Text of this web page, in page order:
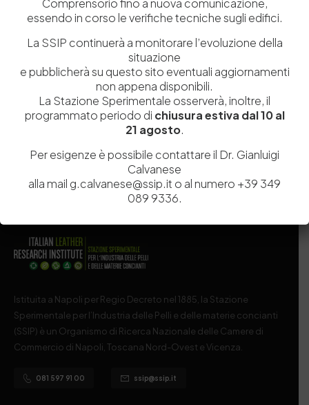
Salva il mio nome, email e sito web in questo browser per la
prossima volta che commento.
Post Comment
Istituita a Napoli per Regio Decreto nel 1885, la Stazione
Sperimentale per l’Industria delle Pelli e delle materie concianti
(SSIP) è un Organismo di Ricerca Nazionale delle Camere di
Commercio di Napoli, Toscana Nord-Ovest e Vicenza.
081 597 91 00 ssip@ssip.it
Comprensorio fino a nuova comunicazione,
essendo in corso le verifiche tecniche sugli edifici.
La SSIP continuerà a monitorare l’evoluzione della
situazione
e pubblicherà su questo sito eventuali aggiornamenti
non appena disponibili.
La Stazione Sperimentale osserverà, inoltre, il
programmato periodo di chiusura estiva dal 10 al
21 agosto.
Per esigenze è possibile contattare il Dr. Gianluigi
Calvanese
alla mail g.calvanese@ssip.it o al numero +39 349
089 9336.